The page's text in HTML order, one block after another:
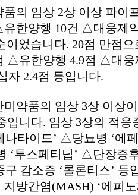
의 임상 2상 이상 파이
한양행 10건 △대웅제
이었습니다. 20점 만점
△유한양행 4.9점 △대
자 2.4점 등입니다.
약품의 임상 3상 이상
입니다. 임상 3상의 적응
타이드’ △당뇨병 ‘에
‘투스페티닙’ △단장증
감소증 ‘롤론티스’ 등
방간염(MASH) ‘에피